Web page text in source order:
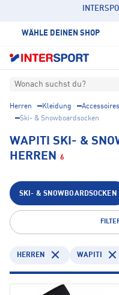
WÄHLE DEINEN SHOP
Wonach suchst du?
Herren Kleidung Accessoires
Ski- & Snowboardsocken
WAPITI SKI- &
HERREN 6
SKI- & SNOWBOARDSOCKEN
HERREN WAPITI